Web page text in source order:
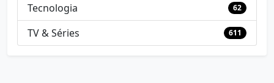
Tecnologia 62
TV & Séries 611